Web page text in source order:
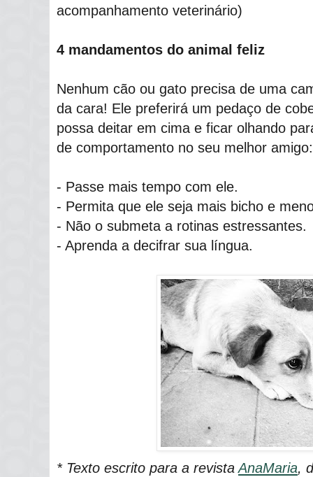
acompanhamento veterinário)
4 mandamentos do animal feliz
Nenhum cão ou gato precisa de uma
da cara! Ele preferirá um pedaço de
possa deitar em cima e ficar olhando
de comportamento no seu melhor amigo:
- Passe mais tempo com ele.
- Permita que ele seja mais bicho e
- Não o submeta a rotinas estressantes.
- Aprenda a decifrar sua língua.
* Texto escrito para a revistaAnaMaria,